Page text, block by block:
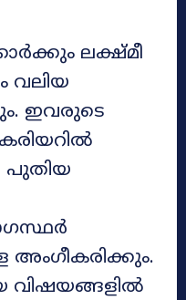
ലക്ഷ്മീ
വലിയ
ഇവരുടെ
പുതിയ
അംഗീകരിക്കും.
വിഷയങ്ങളിൽ